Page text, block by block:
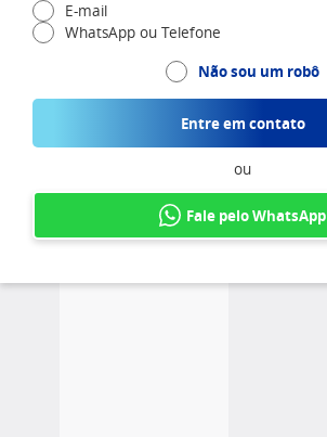
E-mail
WhatsApp ou Telefone
Não sou um robô
Entre em contato
ou
Fale pelo WhatsApp